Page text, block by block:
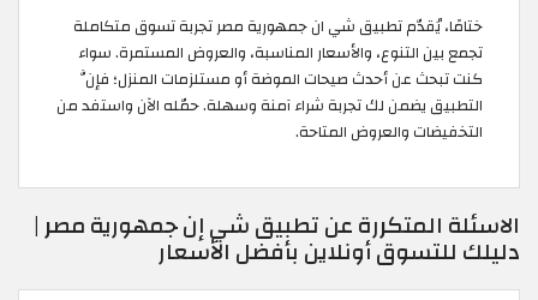
ختامًا، يُقدّم تطبيق شي ان جمهورية مصر تجربة تسوق متكاملة
تجمع بين التنوع، والأسعار المناسبة، والعروض المستمرة. سواء
كنت تبحث عن أحدث صيحات الموضة أو مستلزمات المنزل؛ فإنَّ
التطبيق يضمن لك تجربة شراء آمنة وسهلة. حمّله الآن واستفد من
التخفيضات والعروض المتاحة.
الاسئلة المتكررة عن تطبيق شي إن جمهورية مصر |
دليلك للتسوق أونلاين بأفضل الأسعار